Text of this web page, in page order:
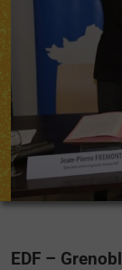
EDF –